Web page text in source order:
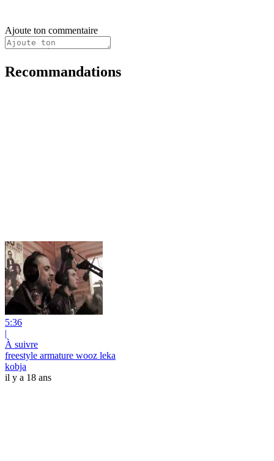
Ajoute ton commentaire
Recommandations
5:36
|
À suivre
freestyle armature wooz leka
kobja
il y a 18 ans